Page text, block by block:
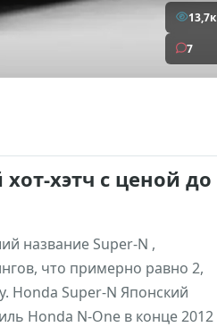
13,7к
7
хэтч с ценой до
название Super-N ,
что примерно равно 2,
Honda Super-N Японский
Honda N-One в конце 2012